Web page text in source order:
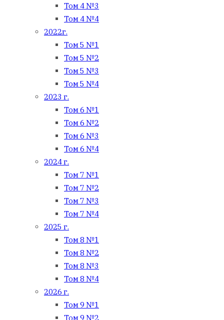
Том 4 №3
Том 4 №4
2022г.
Том 5 №1
Том 5 №2
Том 5 №3
Том 5 №4
2023 г.
Том 6 №1
Том 6 №2
Том 6 №3
Том 6 №4
2024 г.
Том 7 №1
Том 7 №2
Том 7 №3
Том 7 №4
2025 г.
Том 8 №1
Том 8 №2
Том 8 №3
Том 8 №4
2026 г.
Том 9 №1
Том 9 №2